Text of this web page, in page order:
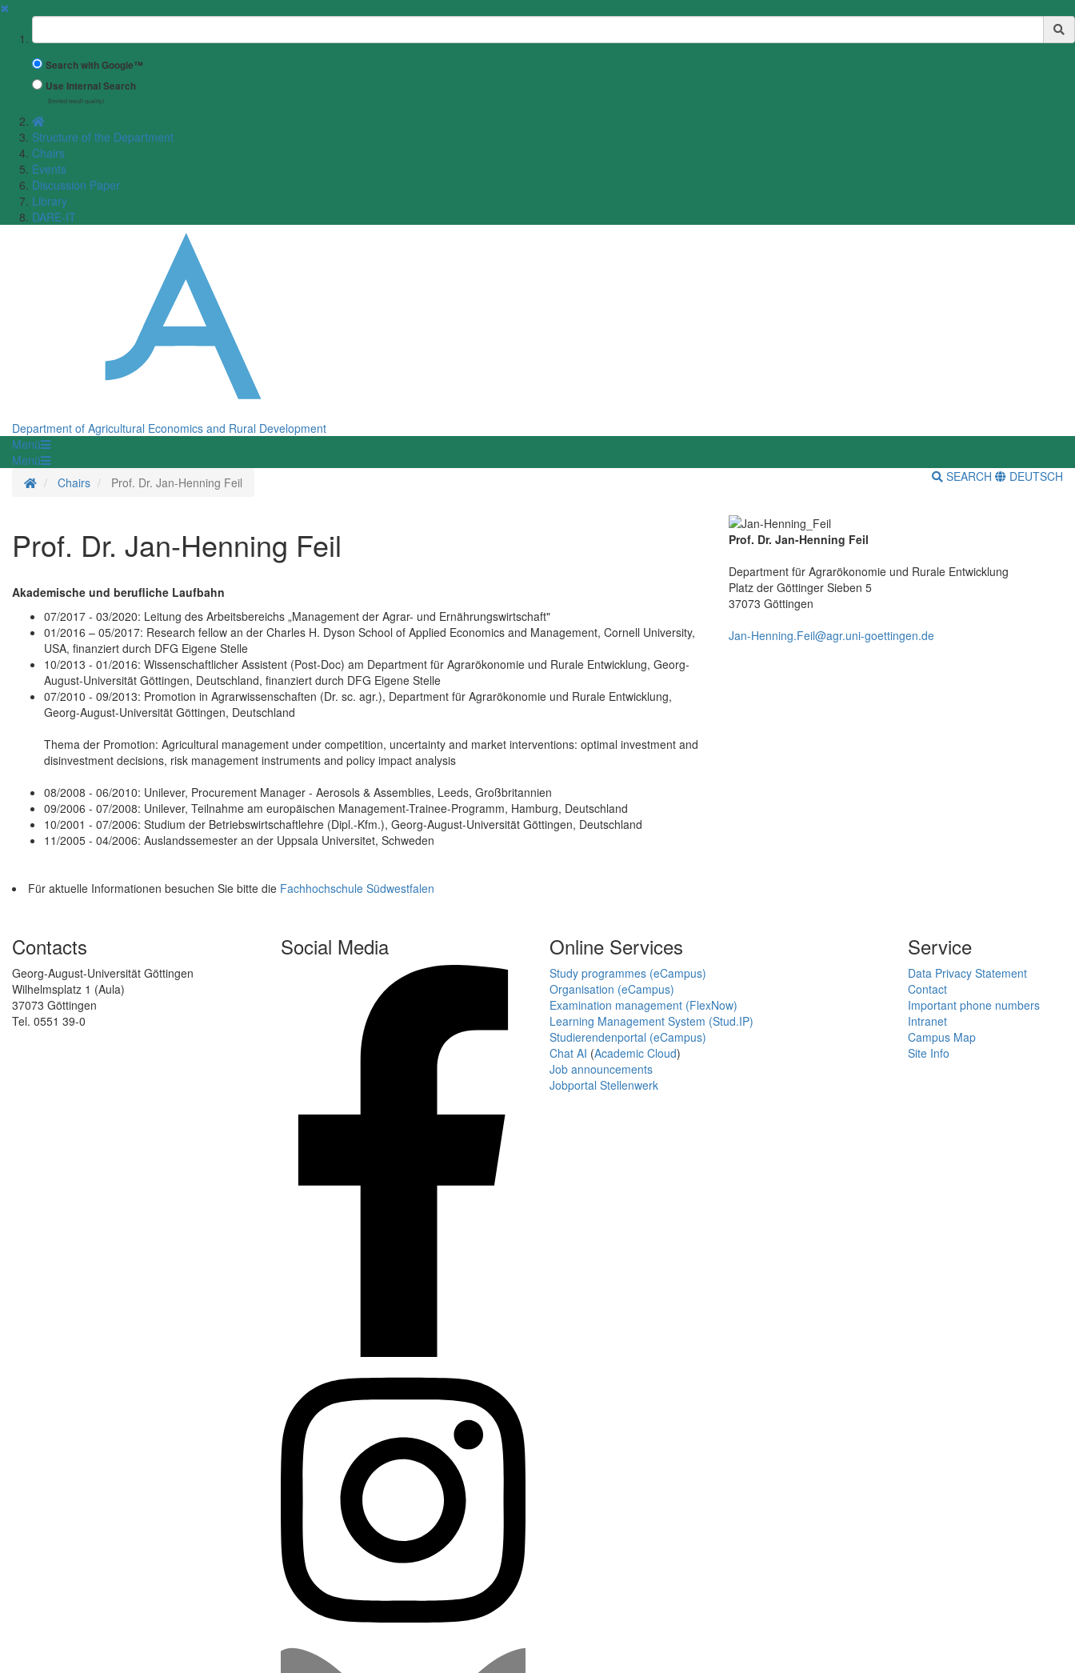
✖
Suchbegriff
Search with Google™
Use Internal Search
(limited result quality)
Structure of the Department
Chairs
Events
Discussion Paper
Library
DARE-IT
Department of Agricultural Economics and Rural Development
Menü
Menü
Homepage
Chairs Prof. Dr. Jan-Henning Feil SEARCH DEUTSCH
Prof. Dr. Jan-Henning Feil
Akademische und berufliche Laufbahn
07/2017 - 03/2020: Leitung des Arbeitsbereichs „Management der Agrar- und Ernährungswirtschaft"
01/2016 – 05/2017: Research fellow an der Charles H. Dyson School of Applied Economics and Management, Cornell University,
USA, finanziert durch DFG Eigene Stelle
10/2013 - 01/2016: Wissenschaftlicher Assistent (Post-Doc) am Department für Agrarökonomie und Rurale Entwicklung, Georg-
August-Universität Göttingen, Deutschland, finanziert durch DFG Eigene Stelle
07/2010 - 09/2013: Promotion in Agrarwissenschaften (Dr. sc. agr.), Department für Agrarökonomie und Rurale Entwicklung,
Georg-August-Universität Göttingen, Deutschland
Thema der Promotion: Agricultural management under competition, uncertainty and market interventions: optimal investment and
disinvestment decisions, risk management instruments and policy impact analysis
08/2008 - 06/2010: Unilever, Procurement Manager - Aerosols & Assemblies, Leeds, Großbritannien
09/2006 - 07/2008: Unilever, Teilnahme am europäischen Management-Trainee-Programm, Hamburg, Deutschland
10/2001 - 07/2006: Studium der Betriebswirtschaftlehre (Dipl.-Kfm.), Georg-August-Universität Göttingen, Deutschland
11/2005 - 04/2006: Auslandssemester an der Uppsala Universitet, Schweden
Für aktuelle Informationen besuchen Sie bitte die Fachhochschule Südwestfalen
Prof. Dr. Jan-Henning Feil
Department für Agrarökonomie und Rurale Entwicklung
Platz der Göttinger Sieben 5
37073 Göttingen
Jan-Henning.Feil@agr.uni-goettingen.de
Contacts
Georg-August-Universität Göttingen
Wilhelmsplatz 1 (Aula)
37073 Göttingen
Tel. 0551 39-0
Social Media Online Services
Study programmes (eCampus)
Organisation (eCampus)
Examination management (FlexNow)
Learning Management System (Stud.IP)
Studierendenportal (eCampus)
Chat AI (Academic Cloud)
Job announcements
Jobportal Stellenwerk
Service
Data Privacy Statement
Contact
Important phone numbers
Intranet
Campus Map
Site Info